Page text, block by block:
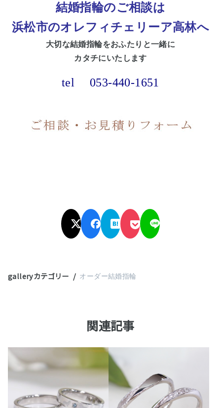
結婚指輪のご相談は
浜松市のオレフィチェリーア高林へ
大切な結婚指輪をおふたりと一緒に
カタチにいたします
tel 053-440-1651
galleryカテゴリー オーダー結婚指輪
関連記事